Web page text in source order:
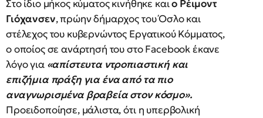
Στο ίδιο μήκος κύματος κινήθηκε καιο Ρέιμοντ
Γιόχανσεν, πρώην δήμαρχος του Όσλο και
στέλεχος του κυβερνώντος Εργατικού Κόμματος,
ο οποίος σε ανάρτησή του στο Facebook έκανε
λόγο για «απίστευτα ντροπιαστική και
επιζήμια πράξη για ένα από τα πιο
αναγνωρισμένα βραβεία στον κόσμο».
Προειδοποίησε, μάλιστα, ότι η υπερβολική